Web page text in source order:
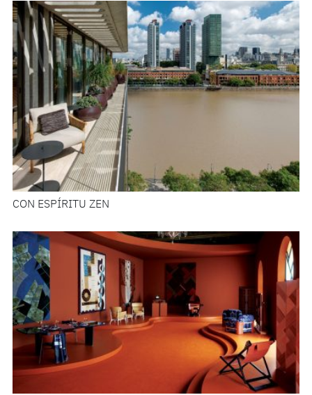
CON ESPÍRITU ZEN